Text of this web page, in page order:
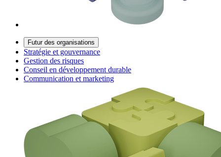
Futur des organisations
Stratégie et gouvernance
Gestion des risques
Conseil en développement durable
Communication et marketing